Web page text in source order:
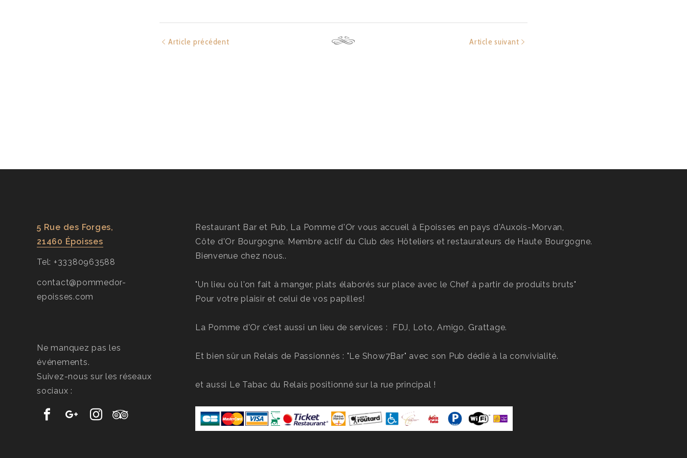
Article précédent Article suivant
5 Rue des Forges,
21460 Époisses
Tel: +33380963588
contact@pommedor-
epoisses.com
Ne manquez pas les
événements.
Suivez-nous sur les réseaux
sociaux :
Restaurant Bar et Pub, La Pomme d'Or vous accueil à Epoisses en pays d'Auxois-Morvan,
Côte d'Or Bourgogne. Membre actif du Club des Hôteliers et restaurateurs de Haute Bourgogne.
Bienvenue chez nous..
"Un lieu où l'on fait à manger, plats élaborés sur place avec le Chef à partir de produits bruts"
Pour votre plaisir et celui de vos papilles!
La Pomme d'Or c'est aussi un lieu de services : FDJ, Loto, Amigo, Grattage.
Et bien sûr un Relais de Passionnés : "Le Show7Bar" avec son Pub dédié à la convivialité.
et aussi Le Tabac du Relais positionné sur la rue principal !